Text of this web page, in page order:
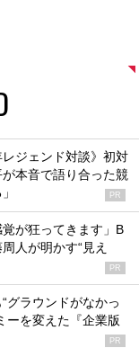
レジェンド対談》初対
本音で語り合った競
PR
覚が狂ってきます」B
人が明かす“見え
PR
グラウンドがなかっ
ーを変えた『企業版
PR